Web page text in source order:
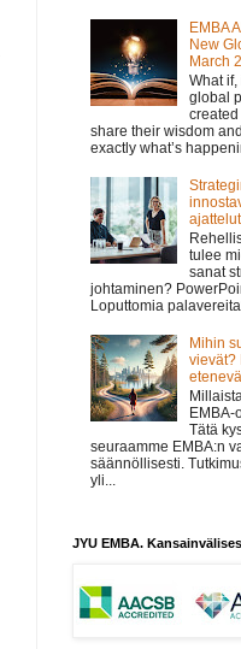
EMBA
New
March
What
global
created
share their wisdom
exactly what’s
tulee
sanat
johtaminen?
Loputtomia
Mihin
vievät?
EMBA-
Tätä
seuraamme EMBA:n
säännöllisesti.
yli...
JYU EMBA.